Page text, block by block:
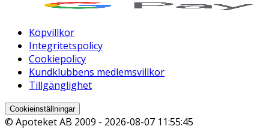
Köpvillkor
Integritetspolicy
Cookiepolicy
Kundklubbens medlemsvillkor
Tillgänglighet
Cookieinställningar
© Apoteket AB 2009 - 2026-08-07 11:55:45